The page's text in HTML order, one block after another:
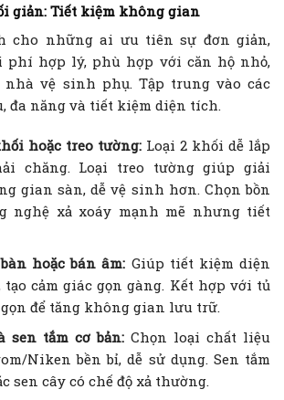
giản: Tiết kiệm không gian
cho những ai ưu tiên sự đơn giản,
phí hợp lý, phù hợp với căn hộ nhỏ,
nhà vệ sinh phụ. Tập trung vào các
đa năng và tiết kiệm diện tích.
hoặc treo tường:Loại 2 khối dễ lắp
chăng. Loại treo tường giúp giải
gian sàn, dễ vệ sinh hơn. Chọn bồn
nghệ xả xoáy mạnh mẽ nhưng tiết
hoặc bán âm: Giúp tiết kiệm diện
tạo cảm giác gọn gàng. Kết hợp với tủ
để tăng không gian lưu trữ.
sen tắm cơ bản: Chọn loại chất liệu
Niken bền bỉ, dễ sử dụng. Sen tắm
sen cây có chế độ xả thường.